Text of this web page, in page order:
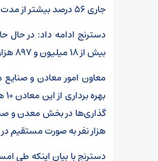
جاری ۵۶ درصد بیشتر از مدت مشابه سال گذشته است.
بیش از ۱۸ میلیون و ۸۹۷ هزار تن انواع مواد معدنی وجود دارد.
معاون امور معادن و صنایع
گذاری‌ها در بخش معدن و
هزار نفر به صورت مستقیم